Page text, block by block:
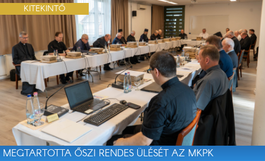
MEGTARTOTTA ŐSZI RENDES ÜLÉSÉT AZ MKPK
KITEKINTŐ